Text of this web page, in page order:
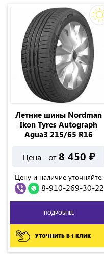
Летние шины Nordman
Ikon Tyres Autograph
Agua3 215/65 R16
Цена - от8 450 ₽
Цену и наличие уточняйте:
8-910-269-30-22
ПОДРОБНЕЕ
УТОЧНИТЬ В 1 КЛИК